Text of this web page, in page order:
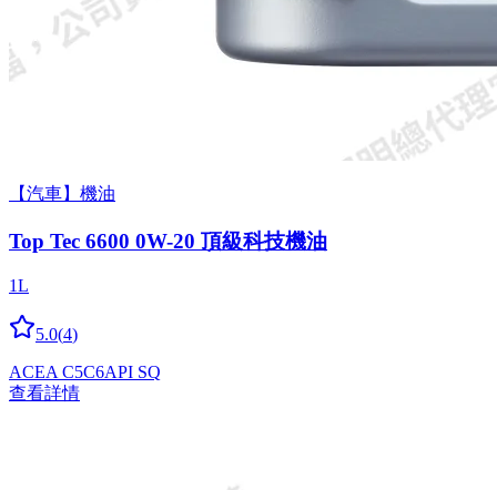
【汽車】機油
Top Tec 6600 0W-20 頂級科技機油
1L
5.0(4)
ACEA C5C6API SQ
查看詳情